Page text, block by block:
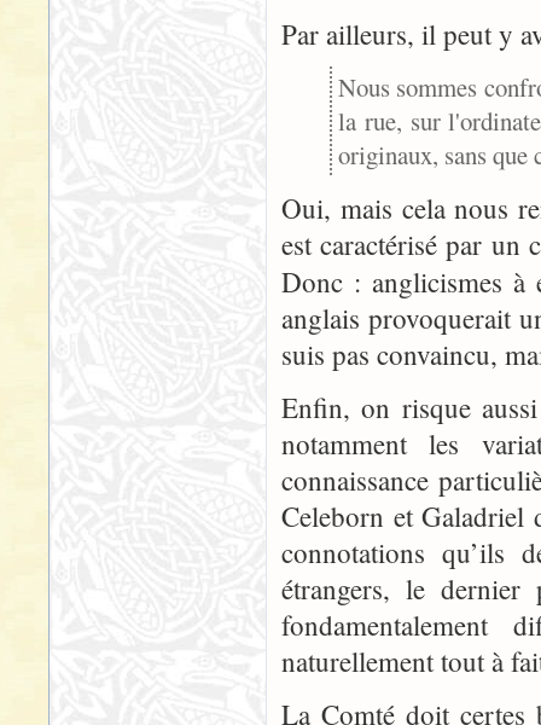
Par ailleurs, il peut y
Nous sommes
la rue, sur
originaux, sans que
Oui, mais cela nous
est caractérisé par un
Donc : anglicismes
anglais provoquerait
suis pas convaincu,
Enfin, on risque
notamment les
connaissance
Celeborn et Galadriel
connotations qu’ils
étrangers, le
fondamentalement
naturellement tout à
La Comté doit certes